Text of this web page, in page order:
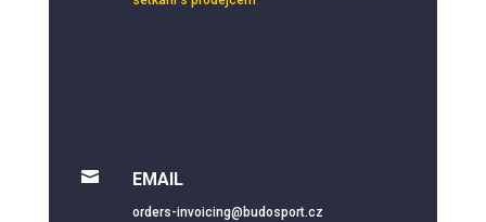
 EMAIL
orders-invoicing@budosport.cz